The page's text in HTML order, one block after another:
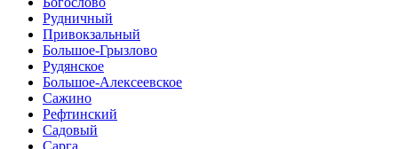
Рудничный
Привокзальный
Большое-Грызлово
Рудянское
Большое-Алексеевское
Сажино
Рефтинский
Садовый
Сарга